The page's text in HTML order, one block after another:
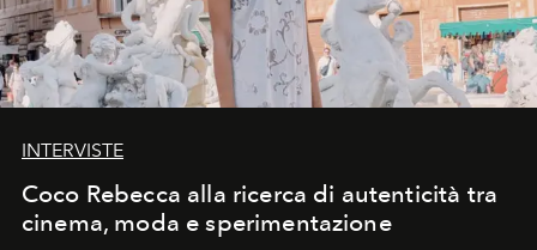
INTERVISTE
Coco Rebecca alla ricerca di autenticità tra
cinema, moda e sperimentazione